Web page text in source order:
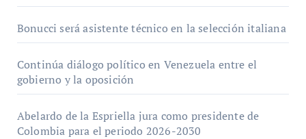
Bonucci será asistente técnico en la selección italiana
Continúa diálogo político en Venezuela entre el
gobierno y la oposición
Abelardo de la Espriella jura como presidente de
Colombia para el periodo 2026-2030